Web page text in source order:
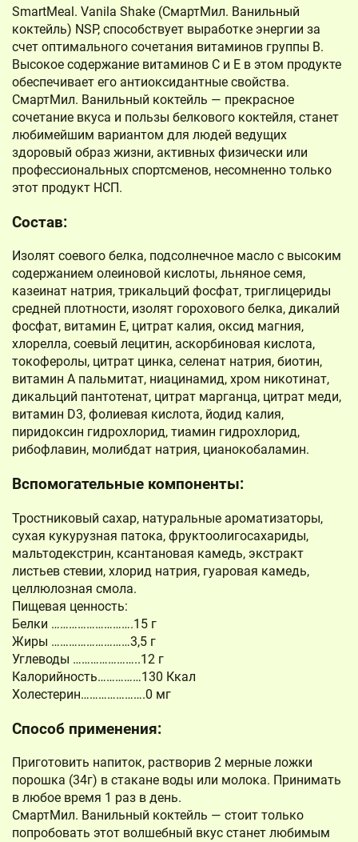
SmartMeal. Vanila Shake (СмартМил. Ванильный
коктейль) NSP, способствует выработке энергии за
счет оптимального сочетания витаминов группы В.
Высокое содержание витаминов С и Е в этом продукте
обеспечивает его антиоксидантные свойства.
СмартМил. Ванильный коктейль — прекрасное
сочетание вкуса и пользы белкового коктейля, станет
любимейшим вариантом для людей ведущих
здоровый образ жизни, активных физически или
профессиональных спортсменов, несомненно только
этот продукт НСП.
Состав:
Изолят соевого белка, подсолнечное масло с высоким
содержанием олеиновой кислоты, льняное семя,
казеинат натрия, трикальций фосфат, триглицериды
средней плотности, изолят горохового белка, дикалий
фосфат, витамин Е, цитрат калия, оксид магния,
хлорелла, соевый лецитин, аскорбиновая кислота,
токоферолы, цитрат цинка, селенат натрия, биотин,
витамин А пальмитат, ниацинамид, хром никотинат,
дикальций пантотенат, цитрат марганца, цитрат меди,
витамин D3, фолиевая кислота, йодид калия,
пиридоксин гидрохлорид, тиамин гидрохлорид,
рибофлавин, молибдат натрия, цианокобаламин.
Вспомогательные компоненты:
Тростниковый сахар, натуральные ароматизаторы,
сухая кукурузная патока, фруктоолигосахариды,
мальтодекстрин, ксантановая камедь, экстракт
листьев стевии, хлорид натрия, гуаровая камедь,
целлюлозная смола.
Пищевая ценность:
Белки ……………………….15 г
Жиры ………………………3,5 г
Углеводы …………………..12 г
Калорийность……………130 Ккал
Холестерин………………….0 мг
Способ применения:
Приготовить напиток, растворив 2 мерные ложки
порошка (34г) в стакане воды или молока. Принимать
в любое время 1 раз в день.
СмартМил. Ванильный коктейль — стоит только
попробовать этот волшебный вкус станет любимым